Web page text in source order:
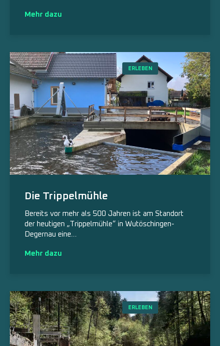
Mehr dazu
ERLEBEN
Die Trippelmühle
Bereits vor mehr als 500 Jahren ist am Standort
der heutigen „Trippelmühle“ in Wutöschingen-
Degernau eine…
Mehr dazu
ERLEBEN